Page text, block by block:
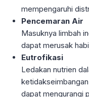
mempengaruhi
Pencemaran Air
Masuknya limbah
dapat merusak
Eutrofikasi
Ledakan nutrien
dapat mengurangi